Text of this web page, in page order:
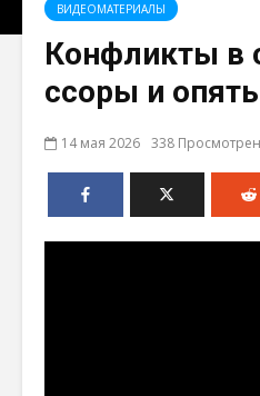
ВИДЕОМАТЕРИАЛЫ
Конфликты в
ссоры и
14 мая 2026 338